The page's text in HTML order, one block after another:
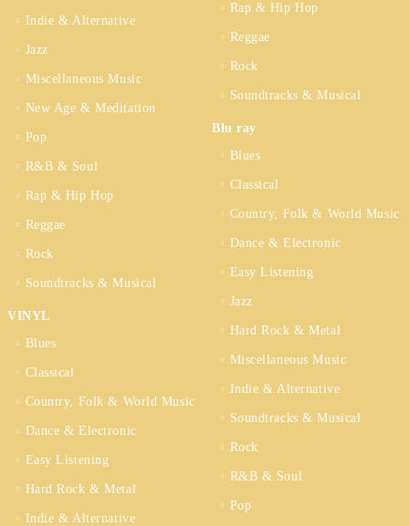
Indie & Alternative
Jazz
Miscellaneous Music
New Age & Meditation
Pop
R&B & Soul
Rap & Hip Hop
Reggae
Rock
Soundtracks & Musical
VINYL
Blues
Classical
Country, Folk & World Music
Dance & Electronic
Easy Listening
Hard Rock & Metal
Indie & Alternative
Rap & Hip Hop
Reggae
Rock
Soundtracks & Musical
Blu ray
Blues
Classical
Country, Folk & World Music
Dance & Electronic
Easy Listening
Jazz
Hard Rock & Metal
Miscellaneous Music
Indie & Alternative
Soundtracks & Musical
Rock
R&B & Soul
Pop